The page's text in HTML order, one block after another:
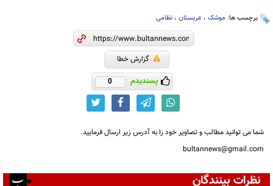
برچسب ها: موشک ، عربستان ، نظامی
گزارش خطا
پسندیدم 0
شما می توانید مطالب و تصاویر خود را به آدرس زیر ارسال فرمایید.
bultannews@gmail.com
نظرات بینندگان